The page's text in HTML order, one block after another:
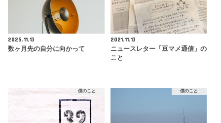
2025.11.13
数ヶ月先の自分に向かって
2021.11.13
ニュースレター「豆マメ通信」の
こと
僕のこと 僕のこと